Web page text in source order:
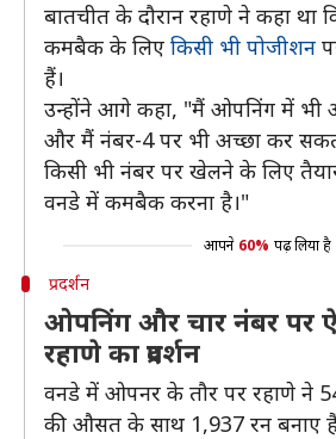
बातचीत के दौरान रहाणे ने कहा था
कमबैक के लिए किसी भी पोजीशन
हैं।
उन्होंने आगे कहा, "मैं ओपनिंग में भी
और मैं नंबर-4 पर भी अच्छा कर
किसी भी नंबर पर खेलने के लिए
वनडे में कमबैक करना है।"
आपने 60% पढ़ लिया है
प्रदर्शन
ओपनिंग और चार नंबर पर
रहाणे का प्रदर्शन
वनडे में ओपनर के तौर पर रहाणे ने
की औसत के साथ 1,937 रन बनाए